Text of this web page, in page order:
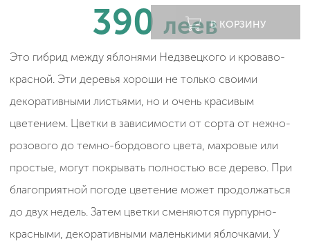
390 леевВ КОРЗИНУ
Это гибрид между яблонями Недзвецкого и кроваво-
красной. Эти деревья хороши не только своими
декоративными листьями, но и очень красивым
цветением. Цветки в зависимости от сорта от нежно-
розового до темно-бордового цвета, махровые или
простые, могут покрывать полностью все дерево. При
благоприятной погоде цветение может продолжаться
до двух недель. Затем цветки сменяются пурпурно-
красными, декоративными маленькими яблочками. У